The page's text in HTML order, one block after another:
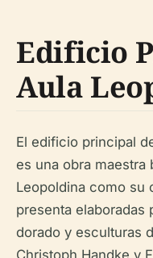
Edificio
Aula
El edificio principal
es una obra
Leopoldina como su
presenta
dorado y esculturas
Christoph Handke y